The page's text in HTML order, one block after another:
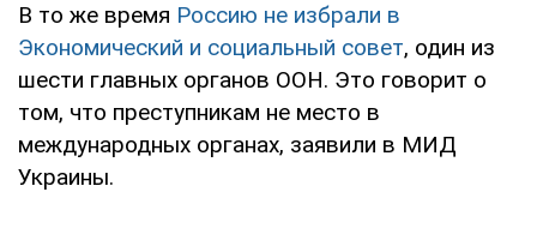
В то же время Россию не избрали в
Экономический и социальный совет, один из
шести главных органов ООН. Это говорит о
том, что преступникам не место в
международных органах, заявили в МИД
Украины.